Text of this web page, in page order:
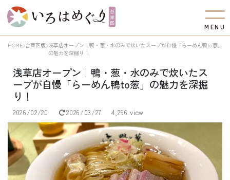
M EN U
HOME 台東区版 浅草店オープン｜鴨・葱・水のみで炊いたスープが自慢「らーめん鴨to葱」
の魅力を深掘り！
浅草店オープン｜鴨・葱・水のみで炊いたス
ープが自慢「らーめん鴨to葱」の魅力を深掘
り！
2026/02/20 2026/03/27 4,296 view